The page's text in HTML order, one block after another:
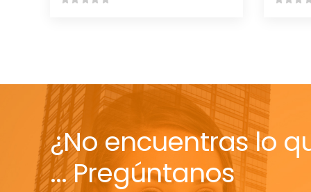
¿No encuentras lo
... Pregúntanos